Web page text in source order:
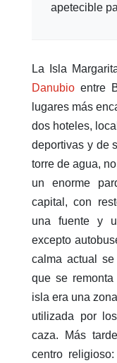
apetecible
La Isla
Danubio entre
lugares más
dos hoteles,
deportivas y de
torre de agua,
un enorme
capital, con
una fuente y
excepto
calma actual
que se
isla era una
utilizada por
caza. Más
centro